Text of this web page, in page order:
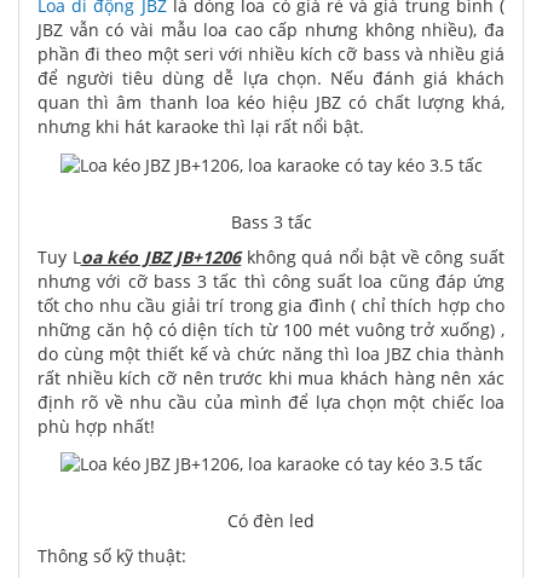
Loa di động JBZlà dòng loa có giá rẻ và giá trung bình (
JBZ vẫn có vài mẫu loa cao cấp nhưng không nhiều), đa
phần đi theo một seri với nhiều kích cỡ bass và nhiều giá
để người tiêu dùng dễ lựa chọn. Nếu đánh giá khách
quan thì âm thanh loa kéo hiệu JBZ có chất lượng khá,
nhưng khi hát karaoke thì lại rất nổi bật.
Bass 3 tấc
Tuy L oa kéo JBZ JB+1206không quá nổi bật về công suất
nhưng với cỡ bass 3 tấc thì công suất loa cũng đáp ứng
tốt cho nhu cầu giải trí trong gia đình ( chỉ thích hợp cho
những căn hộ có diện tích từ 100 mét vuông trở xuống) ,
do cùng một thiết kế và chức năng thì loa JBZ chia thành
rất nhiều kích cỡ nên trước khi mua khách hàng nên xác
định rõ về nhu cầu của mình để lựa chọn một chiếc loa
phù hợp nhất!
Có đèn led
Thông số kỹ thuật: